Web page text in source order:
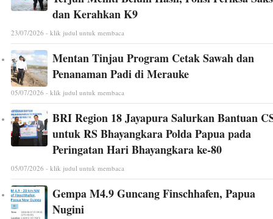
dan Kerahkan K9
23/07/2026 - klik judul untuk membaca
Mentan Tinjau Program Cetak Sawah dan
Penanaman Padi di Merauke
05/07/2026 - klik judul untuk membaca
BRI Region 18 Jayapura Salurkan Bantuan
untuk RS Bhayangkara Polda Papua pada
Peringatan Hari Bhayangkara ke-80
05/07/2026 - klik judul untuk membaca
Gempa M4.9 Guncang Finschhafen, Papua
Nugini